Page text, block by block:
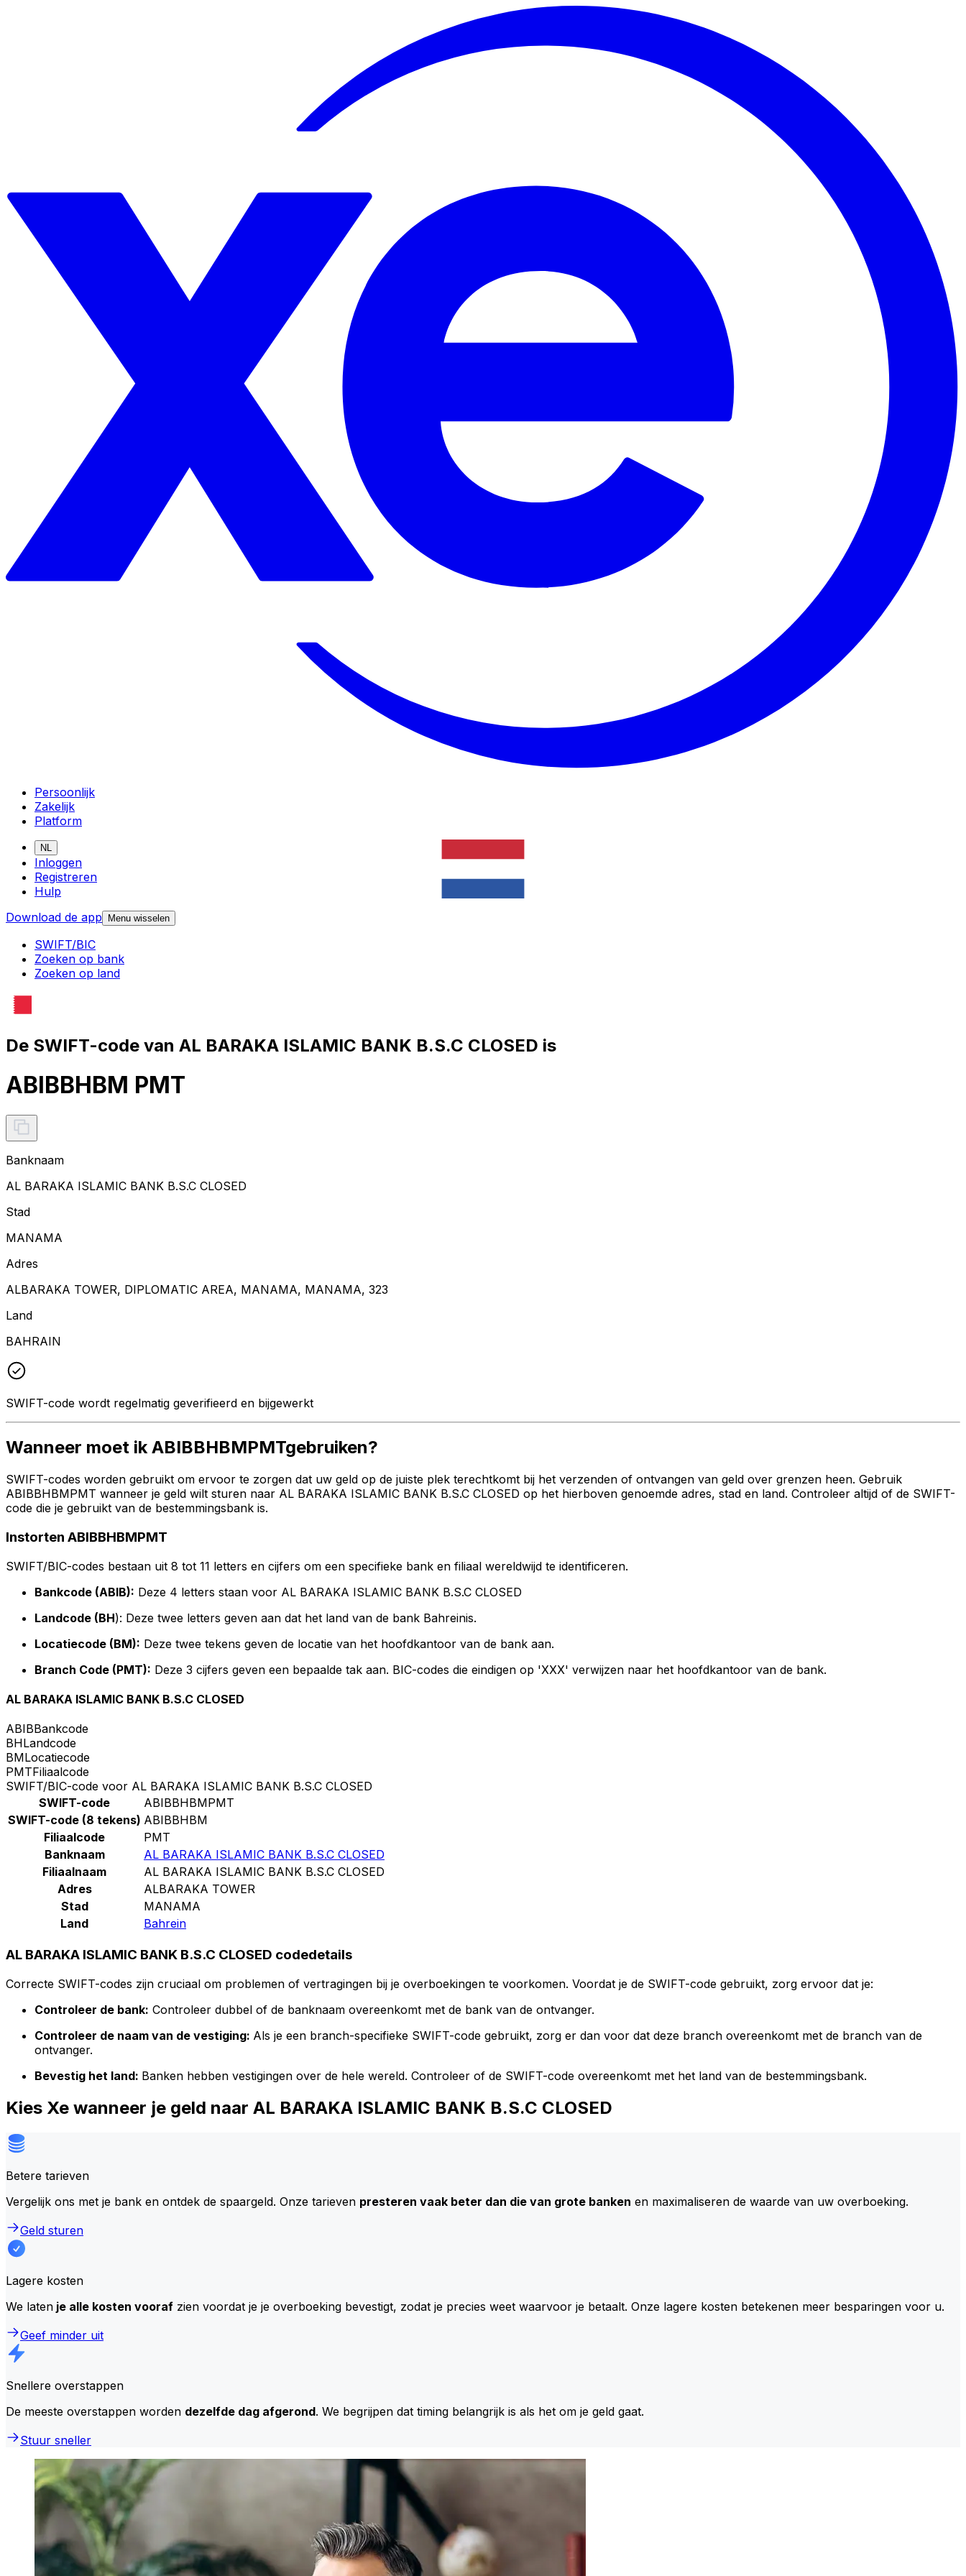
Persoonlijk
Zakelijk
Platform
NL
Inloggen
Registreren
Hulp
Download de app
Menu wisselen
SWIFT/BIC
Zoeken op bank
Zoeken op land
De SWIFT-code van AL BARAKA ISLAMIC BANK B.S.C CLOSED is
ABIBBHBM PMT
Banknaam
AL BARAKA ISLAMIC BANK B.S.C CLOSED
Stad
MANAMA
Adres
ALBARAKA TOWER, DIPLOMATIC AREA, MANAMA, MANAMA, 323
Land
BAHRAIN
SWIFT-code wordt regelmatig geverifieerd en bijgewerkt
Wanneer moet ik ABIBBHBMPMTgebruiken?
SWIFT-codes worden gebruikt om ervoor te zorgen dat uw geld op de juiste plek terechtkomt bij het verzenden of ontvangen van geld over grenzen heen. Gebruik
ABIBBHBMPMT wanneer je geld wilt sturen naar AL BARAKA ISLAMIC BANK B.S.C CLOSED op het hierboven genoemde adres, stad en land. Controleer altijd of de SWIFT-
code die je gebruikt van de bestemmingsbank is.
Instorten ABIBBHBMPMT
SWIFT/BIC-codes bestaan uit 8 tot 11 letters en cijfers om een specifieke bank en filiaal wereldwijd te identificeren.
Bankcode (ABIB): Deze 4 letters staan voor AL BARAKA ISLAMIC BANK B.S.C CLOSED
Landcode (BH): Deze twee letters geven aan dat het land van de bank Bahreinis.
Locatiecode (BM): Deze twee tekens geven de locatie van het hoofdkantoor van de bank aan.
Branch Code (PMT): Deze 3 cijfers geven een bepaalde tak aan. BIC-codes die eindigen op 'XXX' verwijzen naar het hoofdkantoor van de bank.
AL BARAKA ISLAMIC BANK B.S.C CLOSED
ABIBBankcode
BHLandcode
BMLocatiecode
PMTFiliaalcode
SWIFT/BIC-code voor AL BARAKA ISLAMIC BANK B.S.C CLOSED
SWIFT-code
ABIBBHBMPMT
SWIFT-code (8 tekens) ABIBBHBM
Filiaalcode
PMT
Banknaam
AL BARAKA ISLAMIC BANK B.S.C CLOSED
Filiaalnaam
AL BARAKA ISLAMIC BANK B.S.C CLOSED
Adres
ALBARAKA TOWER
Stad
MANAMA
Land
Bahrein
AL BARAKA ISLAMIC BANK B.S.C CLOSED codedetails
Correcte SWIFT-codes zijn cruciaal om problemen of vertragingen bij je overboekingen te voorkomen. Voordat je de SWIFT-code gebruikt, zorg ervoor dat je:
Controleer de bank: Controleer dubbel of de banknaam overeenkomt met de bank van de ontvanger.
Controleer de naam van de vestiging: Als je een branch-specifieke SWIFT-code gebruikt, zorg er dan voor dat deze branch overeenkomt met de branch van de
ontvanger.
Bevestig het land: Banken hebben vestigingen over de hele wereld. Controleer of de SWIFT-code overeenkomt met het land van de bestemmingsbank.
Kies Xe wanneer je geld naar AL BARAKA ISLAMIC BANK B.S.C CLOSED
Betere tarieven
Vergelijk ons met je bank en ontdek de spaargeld. Onze tarieven presteren vaak beter dan die van grote banken en maximaliseren de waarde van uw overboeking.
Geld sturen
Lagere kosten
We laten je alle kosten vooraf zien voordat je je overboeking bevestigt, zodat je precies weet waarvoor je betaalt. Onze lagere kosten betekenen meer besparingen voor u.
Geef minder uit
Snellere overstappen
De meeste overstappen worden dezelfde dag afgerond. We begrijpen dat timing belangrijk is als het om je geld gaat.
Stuur sneller